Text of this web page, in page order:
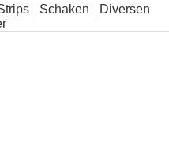
Schaken
Diversen